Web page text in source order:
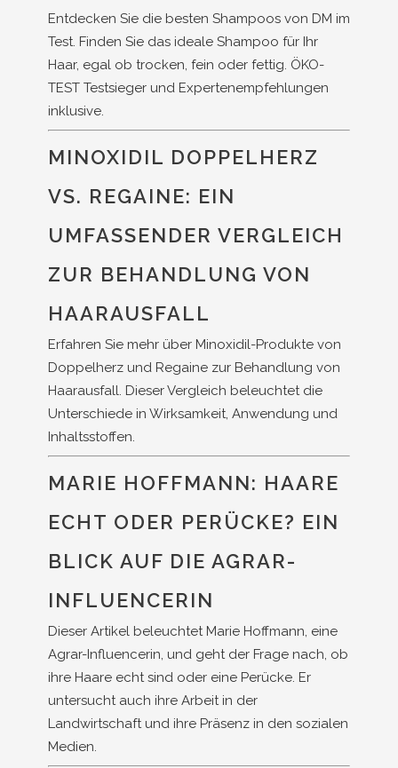
Entdecken Sie die besten Shampoos von DM im
Test. Finden Sie das ideale Shampoo für Ihr
Haar, egal ob trocken, fein oder fettig. ÖKO-
TEST Testsieger und Expertenempfehlungen
inklusive.
MINOXIDIL DOPPELHERZ
VS. REGAINE: EIN
UMFASSENDER VERGLEICH
ZUR BEHANDLUNG VON
HAARAUSFALL
Erfahren Sie mehr über Minoxidil-Produkte von
Doppelherz und Regaine zur Behandlung von
Haarausfall. Dieser Vergleich beleuchtet die
Unterschiede in Wirksamkeit, Anwendung und
Inhaltsstoffen.
MARIE HOFFMANN: HAARE
ECHT ODER PERÜCKE? EIN
BLICK AUF DIE AGRAR-
INFLUENCERIN
Dieser Artikel beleuchtet Marie Hoffmann, eine
Agrar-Influencerin, und geht der Frage nach, ob
ihre Haare echt sind oder eine Perücke. Er
untersucht auch ihre Arbeit in der
Landwirtschaft und ihre Präsenz in den sozialen
Medien.